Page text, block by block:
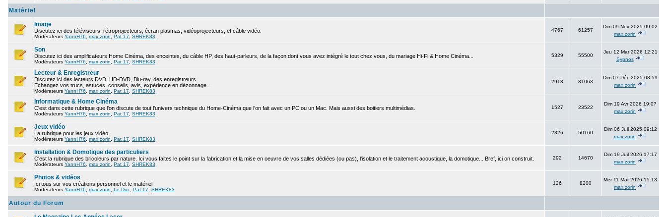
Matériel
Image
Discutez ici des téléviseurs, rétroprojecteurs, écran plasmas, vidéoprojecteurs, et câble vidéo.
Modérateurs YannH76 max zorin Pat 17 SHREK83
4767 61257
Dim 09 Nov 2025 09:02
max zorin
Son
Discutez ici des amplificateurs Home Cinéma, des enceintes, du câble HP, des haut-parleurs, de la façon dont vous avez intégré le tout chez vous, du mariage Hi-Fi & Home Cinéma...
Modérateurs YannH76 max zorin Pat 17 SHREK83
5329 55500
Jeu 12 Mar 2026 12:21
Sypnos
Lecteur & Enregistreur
Discutez ici des lecteurs DVD, HD-DVD, Blu-ray, des enregistreurs....
Echangez vos trucs, astuces, conseils, avis, expérience en dézonnage...
Modérateurs YannH76 max zorin Pat 17 SHREK83
2918 31063
Dim 07 Déc 2025 08:59
max zorin
Informatique & Home Cinéma
C'est dans cette rubrique que l'on discute de tout l'univers technique du Home-Cinéma que l'on fait avec un PC ou un Mac. Mais aussi des boitiers multimédias.
Modérateurs YannH76 max zorin Pat 17 SHREK83
1527 23522
Dim 19 Avr 2026 19:07
max zorin
Jeux vidéo
La rubrique pour les jeux vidéo.
Modérateurs YannH76 max zorin Pat 17 SHREK83
2326 50160
Dim 06 Juil 2025 09:12
max zorin
Installation & Domotique des particuliers
C'est la rubrique des bricoleurs par nature. Ici vous faites le point sur la fabrication et la mise en oeuvre de vos salles dédiées (ou pas), l'isolation et le traitement acoustique, la domotique... Bref, ici on construit.
Modérateurs YannH76 max zorin Pat 17 SHREK83
292 14670
Dim 19 Juil 2026 17:17
max zorin
Photos & vidéos
Ici tous sur vos créations personnel et le matériel
Modérateurs YannH76 max zorin Le Duc Pat 17 SHREK83
126 8200
Mer 11 Mar 2026 15:13
max zorin
Autour du Forum